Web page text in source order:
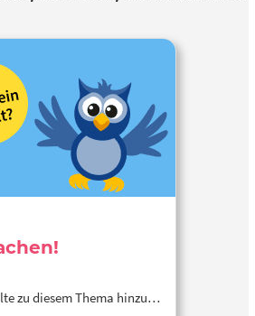
zu diesem Thema hinzu…